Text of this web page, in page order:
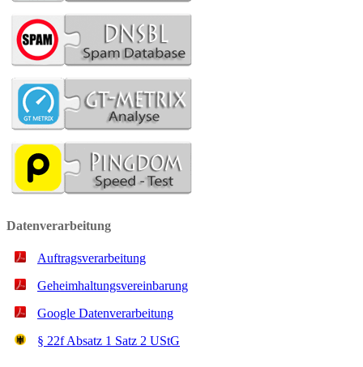
Datenverarbeitung
Auftragsverarbeitung
Geheimhaltungsvereinbarung
Google Datenverarbeitung
§ 22f Ab­satz 1 Satz 2 UStG